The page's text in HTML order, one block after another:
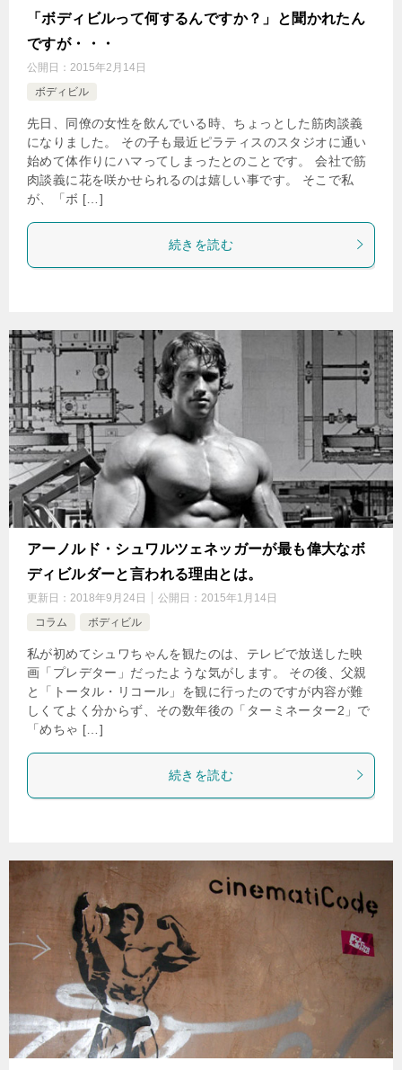
「ボディビルって何するんですか？」と聞かれたん
ですが・・・
公開日： 2015年2月14日
ボディビル
先日、同僚の女性を飲んでいる時、ちょっとした筋肉談義
になりました。 その子も最近ピラティスのスタジオに通い
始めて体作りにハマってしまったとのことです。 会社で筋
肉談義に花を咲かせられるのは嬉しい事です。 そこで私
が、「ボ […]
続きを読む
アーノルド・シュワルツェネッガーが最も偉大なボ
ディビルダーと言われる理由とは。
更新日： 2018年9月24日 公開日： 2015年1月14日
コラム
ボディビル
私が初めてシュワちゃんを観たのは、テレビで放送した映
画「プレデター」だったような気がします。 その後、父親
と「トータル・リコール」を観に行ったのですが内容が難
しくてよく分からず、その数年後の「ターミネーター2」で
「めちゃ […]
続きを読む